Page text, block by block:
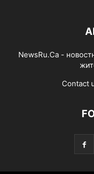
NewsRu.Ca -
Contact